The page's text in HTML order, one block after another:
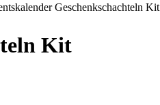
Geschenkschachteln Kit
Kit